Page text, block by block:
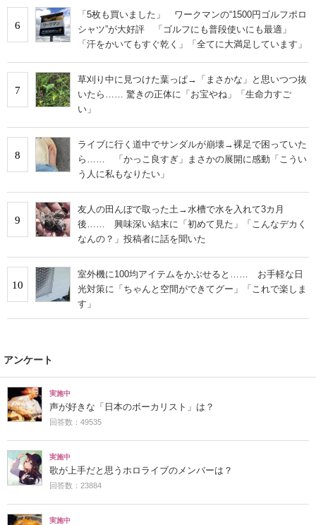
6
「5枚も買いました」 ワークマンの“1500円ゴルフポロ
シャツ”が大好評 「ゴルフにも普段使いにも最適」
「汗をかいてもすぐ乾く」「全てに大満足しています」
7
草刈り中に見つけた葉っぱ→「まさかな」と思いつつ抜
いたら…… 驚きの正体に「お宝やね」「生命力すご
い」
8
ライブに行く道中でサンダルが崩壊→裸足で困っていた
ら…… 「かっこ良すぎ」まさかの展開に感動「こうい
う人に私もなりたい」
9
友人の田んぼで取った土→水槽で水を入れて3カ月
後…… 興味深い結末に「初めて見た」「こんなデカく
なんの？」投稿者に話を聞いた
10
室外機に100均アイテムをかぶせると…… お手軽な日
光対策に「ちゃんと空間ができてグー」「これで楽しま
す」
アンケート
実施中
声が好きな「日本のボーカリスト」は？
回答数：49535
実施中
歌が上手だと思うホロライブのメンバーは？
回答数：23884
実施中